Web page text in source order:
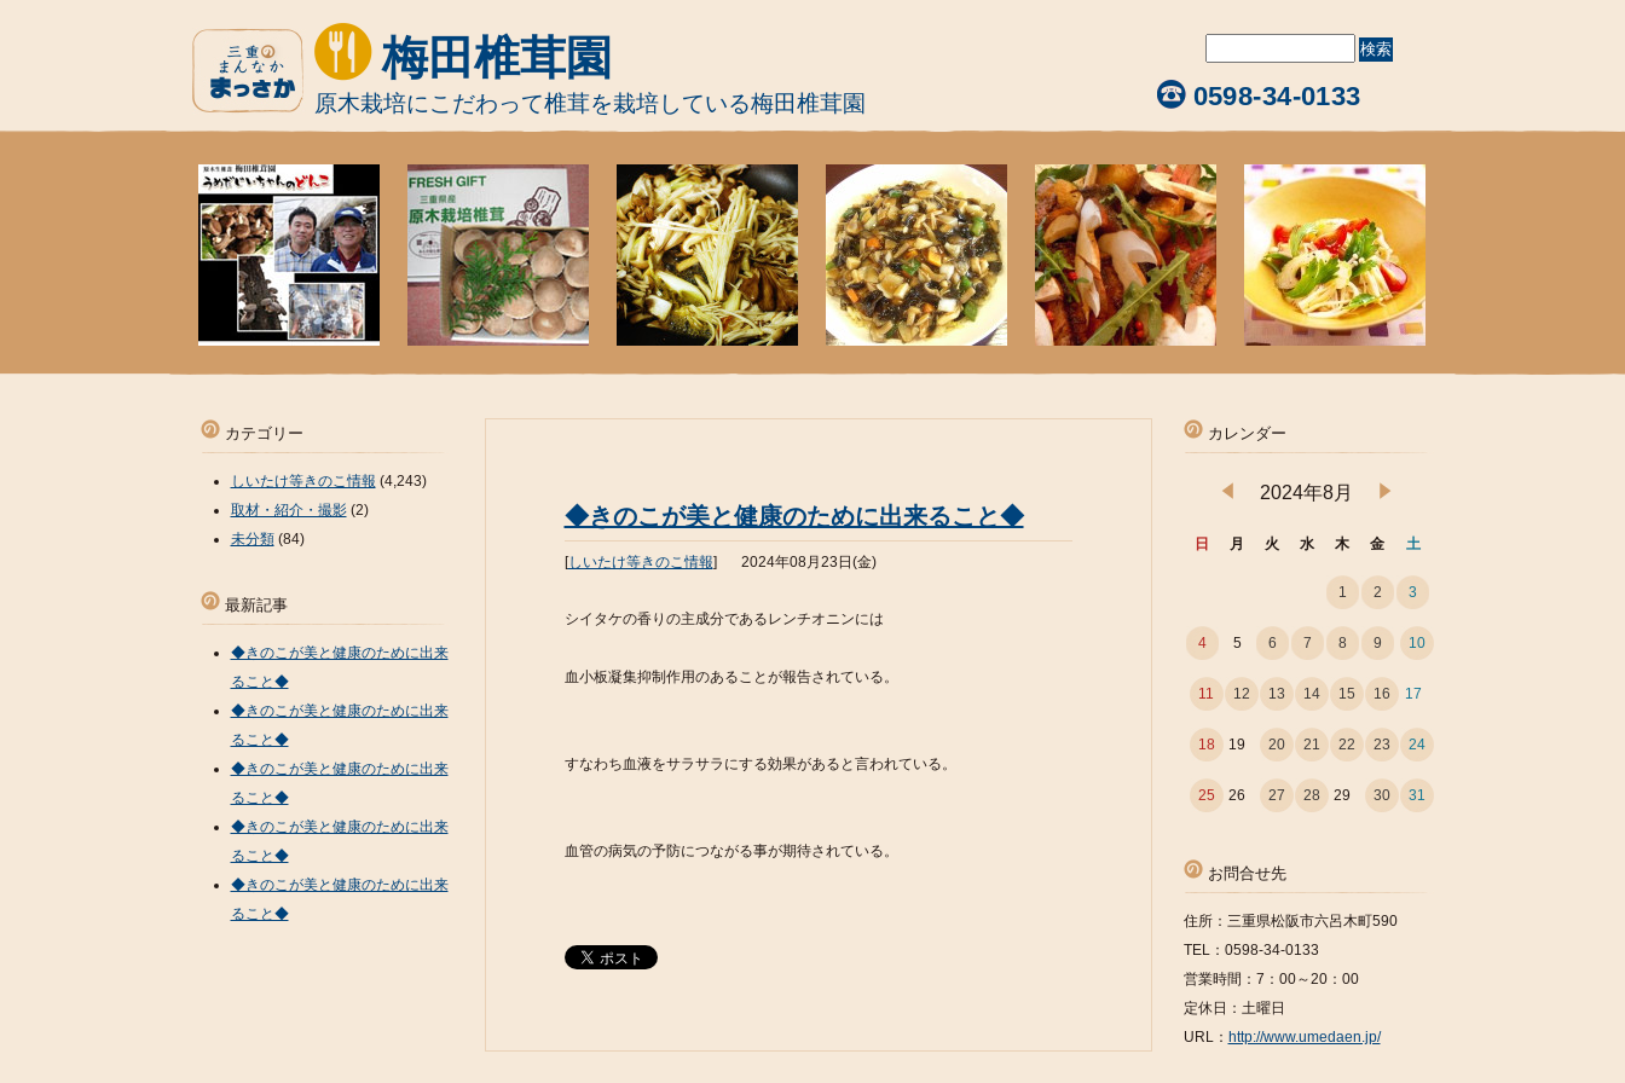
梅田椎茸園
原木栽培にこだわって椎茸を栽培している梅田椎茸園 0598-34-0133
◆きのこが美と健康のために出来ること◆
[しいたけ等きのこ情報] 2024年08月23日(金)
シイタケの香りの主成分であるレンチオニンには
血小板凝集抑制作用のあることが報告されている。
すなわち血液をサラサラにする効果があると言われている。
血管の病気の予防につながる事が期待されている。
カテゴリー
しいたけ等きのこ情報 (4,243)
取材・紹介・撮影(2)
未分類(84)
最新記事
◆きのこが美と健康のために出来
ること◆
◆きのこが美と健康のために出来
ること◆
◆きのこが美と健康のために出来
ること◆
◆きのこが美と健康のために出来
ること◆
◆きのこが美と健康のために出来
ること◆
カレンダー
2024年8月
日 月 火 水 木 金 土
1 2 3
4 5 6 7 8 9 10
11 12 13 14 15 16 17
18 19 20 21 22 23 24
25 26 27 28 29 30 31
お問合せ先
住所：三重県松阪市六呂木町590
TEL：0598-34-0133
営業時間：7：00～20：00
定休日：土曜日
URL： http://www.umedaen.jp/